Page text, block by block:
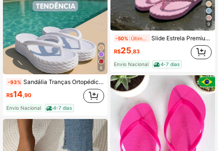
6
-93% Sandália Tranças Ortopédica Nuvem Plataforma Chinelo Super Macio Estilosa Promoção
R$14,90
Envio Nacional 4-7 dias
9
-50% Slide Estrela Premium – Maciez e Estilo em Cada Passo
R$25,83
Envio Nacional 4-7 dias